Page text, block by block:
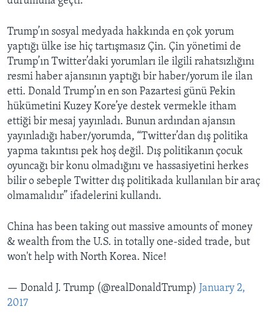
Trump’ın sosyal medyada hakkında en çok yorum
yaptığı ülke ise hiç tartışmasız Çin. Çin yönetimi de
Trump’ın Twitter’daki yorumları ile ilgili rahatsızlığını
resmi haber ajansının yaptığı bir haber/yorum ile ilan
etti. Donald Trump’ın en son Pazartesi günü Pekin
hükümetini Kuzey Kore’ye destek vermekle itham
ettiği bir mesaj yayınladı. Bunun ardından ajansın
yayınladığı haber/yorumda, “Twitter’dan dış politika
yapma takıntısı pek hoş değil. Dış politikanın çocuk
oyuncağı bir konu olmadığını ve hassasiyetini herkes
bilir o sebeple Twitter dış politikada kullanılan bir araç
olmamalıdır” ifadelerini kullandı.
China has been taking out massive amounts of money
& wealth from the U.S. in totally one-sided trade, but
won't help with North Korea. Nice!
— Donald J. Trump (@realDonaldTrump) January 2,
2017